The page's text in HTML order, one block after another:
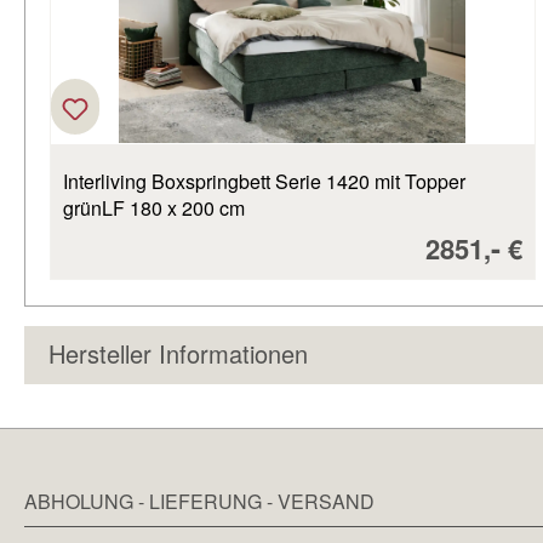
Interliving Boxspringbett Serie 1420 mit Topper
grünLF 180 x 200 cm
2851,-€
Hersteller Informationen
ABHOLUNG - LIEFERUNG - VERSAND